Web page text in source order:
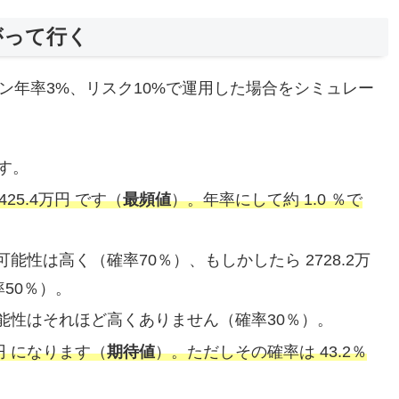
て行く
年率3%、リスク10%で運用した場合をシミュレー
。
万円 です（最頻値）。年率にして約 1.0 ％で
能性は高く（確率70％）、もしかしたら 2728.2万
％）。
はそれほど高くありません（確率30％）。
になります（期待値）。ただしその確率は 43.2％